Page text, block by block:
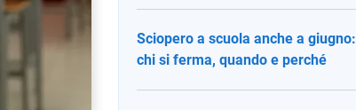
Sciopero a scuola anche a giugno:
chi si ferma, quando e perché